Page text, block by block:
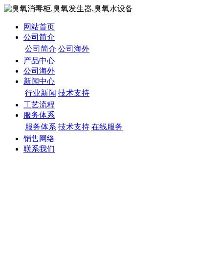
网站首页
公司简介
公司简介 公司海外
产品中心
公司海外
新闻中心
行业新闻 技术支持
工艺流程
服务体系
服务体系 技术支持 在线服务
销售网络
联系我们